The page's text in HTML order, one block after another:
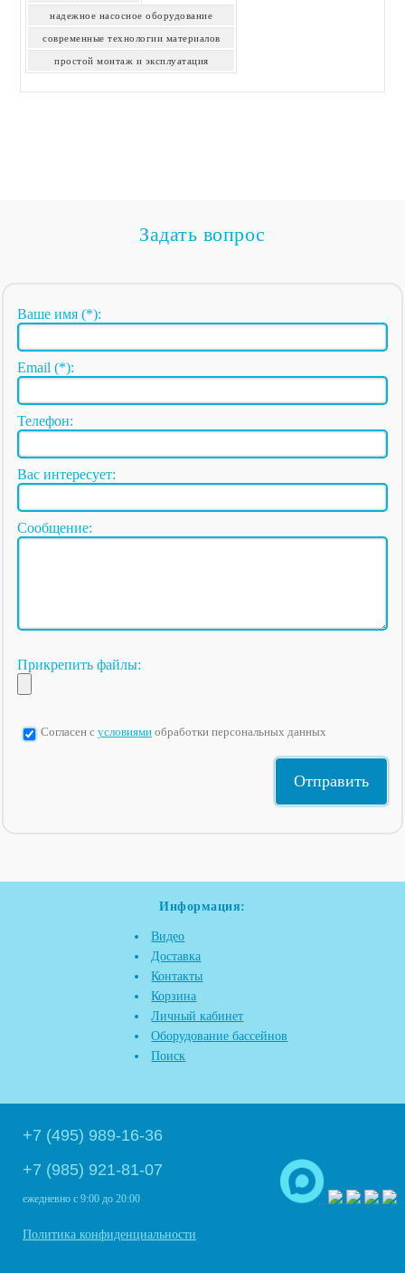
надежное насосное оборудование
современные технологии материалов
простой монтаж и эксплуатация
Задать вопрос
Ваше имя (*):
Email (*):
Телефон:
Вас интересует:
Сообщение:
Прикрепить файлы:
Согласен с условиями обработки персональных данных
Информация:
Видео
Доставка
Контакты
Корзина
Личный кабинет
Оборудование бассейнов
Поиск
+7 (495) 989-16-36
+7 (985) 921-81-07
ежедневно с 9:00 до 20:00
Политика конфиденциальности